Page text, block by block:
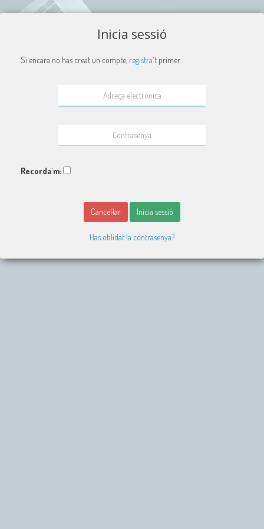
Inicia sessió
Si encara no has creat un compte, registra't primer.
Recorda'm:
Cancel·lar Inicia sessió
Has oblidat la contrasenya?